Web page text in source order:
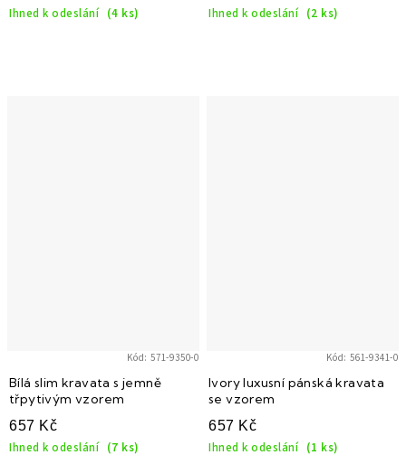
Ihned k odeslání (4 ks) Ihned k odeslání (2 ks)
Bílá slim kravata s jemně
třpytivým vzorem
657 Kč
Ihned k odeslání (7 ks)
Kód: 571-9350-0
Ivory luxusní pánská kravata
se vzorem
657 Kč
Ihned k odeslání (1 ks)
Kód: 561-9341-0